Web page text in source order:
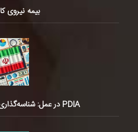
بیمه نیروی
PDIA در عمل: شناسه‌گذاری بودجه و طبقه‌بندی آن